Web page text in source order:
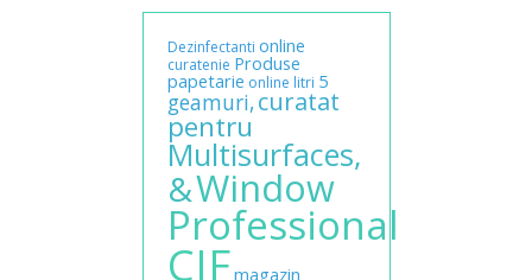
Dezinfectanti online
curatenie Produse
papetarie online litri 5
geamuri,curatat
pentru
Multisurfaces,
&Window
Professional
CIFmagazin